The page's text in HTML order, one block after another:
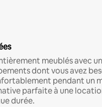
meublés avec
dont vous avez
pendant un
parfaite à une
durée.